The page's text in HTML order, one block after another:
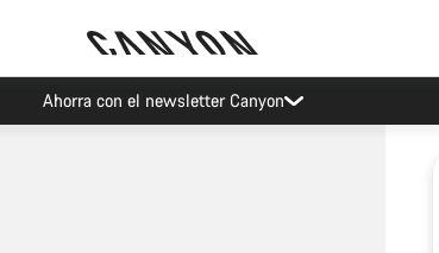
Ahorra con el newsletter Canyon